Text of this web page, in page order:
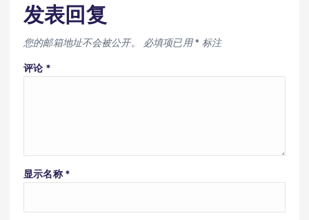
发表回复
您的邮箱地址不会被公开。 必填项已用* 标注
评论 *
显示名称 *